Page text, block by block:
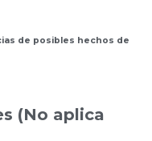
de posibles hechos de
(No aplica